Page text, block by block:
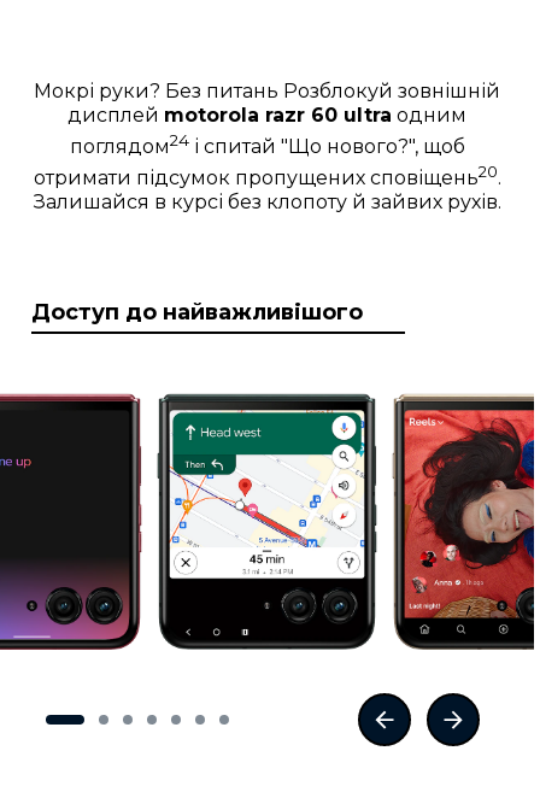
Мокрі руки? Без питань Розблокуй зовнішній
дисплей motorola razr 60 ultra одним
поглядом24і спитай "Що нового?", щоб
отримати підсумок пропущених сповіщень20.
Залишайся в курсі без клопоту й зайвих рухів.
Доступ до найважливішого